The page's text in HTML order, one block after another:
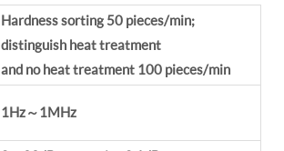
Hardness sorting 50 pieces/min;
distinguish heat treatment
and no heat treatment 100 pieces/min
1Hz～1MHz